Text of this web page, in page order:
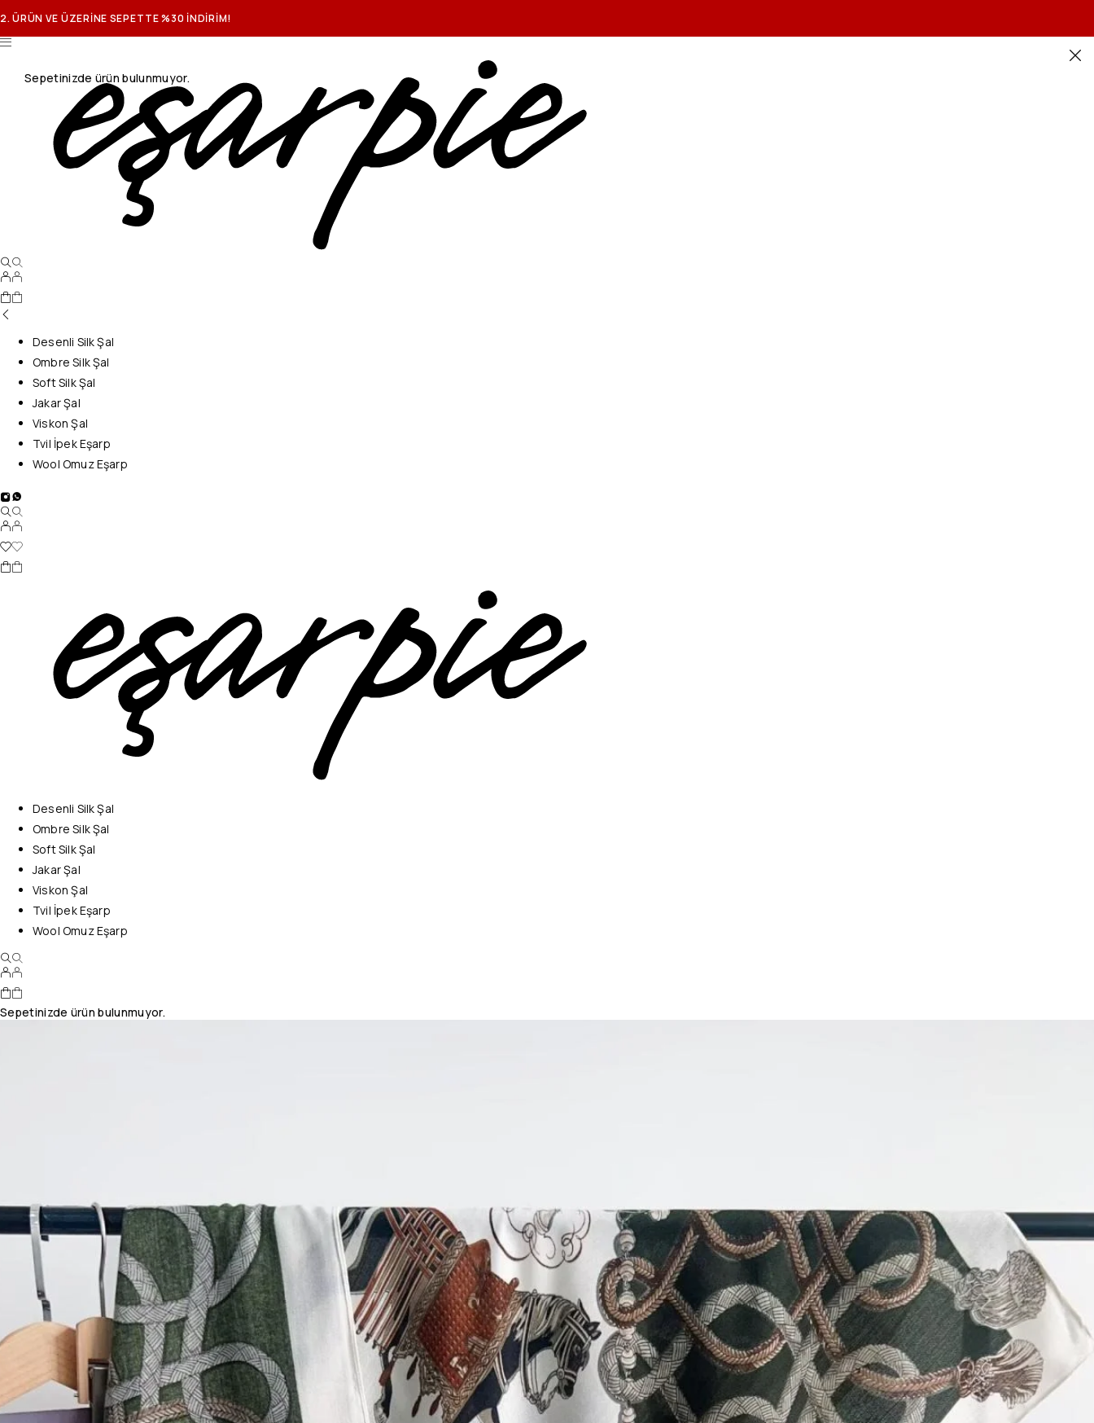
2. ÜRÜN VE ÜZERİNE SEPETTE %30 İNDİRİM!
Sepetinizde ürün bulunmuyor.
Desenli Silk Şal
Ombre Silk Şal
Soft Silk Şal
Jakar Şal
Viskon Şal
Tvil İpek Eşarp
Wool Omuz Eşarp
Desenli Silk Şal
Ombre Silk Şal
Soft Silk Şal
Jakar Şal
Viskon Şal
Tvil İpek Eşarp
Wool Omuz Eşarp
Sepetinizde ürün bulunmuyor.